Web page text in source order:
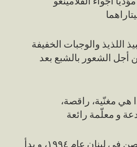
اللذيذ والوجبات الخفيفة
أجل الشعور بالشبع بعد
هي مغنّية، راقصة،
و معلّمة رائعة
ولد لوتشيانو غصن في لبنان عام ١٩٩٤، و بدأ